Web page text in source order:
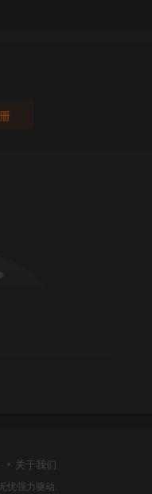
关于我们
忧强力驱动.